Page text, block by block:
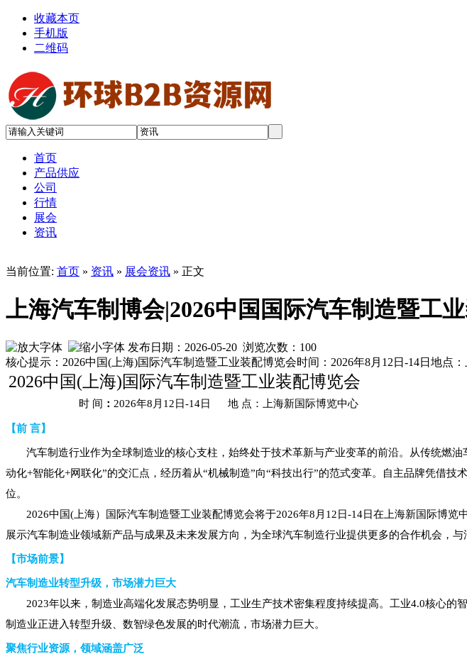
收藏本页
手机版
二维码
首页
产品供应
公司
行情
展会
资讯
当前位置: 首页 » 资讯 » 展会资讯 » 正文
上海汽车制博会|2026中国国际汽车制造暨工
发布日期：2026-05-20 浏览次数： 100
核心提示：2026中国(上海)国际汽车制造暨工业装配博览会时间：2026年8月12日-14日地点
2026中国(上海)国际汽车制造暨工业装配博览会
时 间 ： 2026年8月 12日-14日 地 点：上海新国际博览中心
【前 言】
汽车制造行业作为全球制造业的核心支柱，始终处于技术革新与产业变革的前沿。从传统燃
动化+智能化+网联化”的交汇点，经历着从“机械制造”向“科技出行”的范式变革。自主品牌凭借
位。
2026中国(上海）国际汽车制造暨工业装配博览会将于2026年8月12日-14日在上海新国际博
展示汽车制造业领域新产品与成果及未来发展方向，为全球汽车制造行业提供更多的合作机会，与
【市场前景】
汽车制造业转型升级，市场潜力巨大
2023年以来，制造业高端化发展态势明显，工业生产技术密集程度持续提高。工业4.0核心
制造业正进入转型升级、数智绿色发展的时代潮流，市场潜力巨大。
聚焦行业资源，领域涵盖广泛